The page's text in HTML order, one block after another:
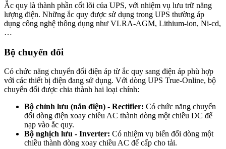
Ắc quy là thành phần cốt lõi của UPS, với nhiệm vụ lưu trữ năng
lượng điện. Những ắc quy được sử dụng trong UPS thường áp
dụng công nghệ thông dụng như VLRA-AGM, Lithium-ion, Ni-cd,
…
Bộ chuyển đổi
Có chức năng chuyển đổi điện áp từ ắc quy sang điện áp phù hợp
với các thiết bị điện đang sử dụng. Với dòng UPS True-Online, bộ
chuyển đổi được chia thành hai loại chính:
Bộ chỉnh lưu (nắn điện) - Rectifier: Có chức năng chuyển
đổi dòng điện xoay chiều AC thành dòng một chiều DC để
nạp vào ắc quy.
Bộ nghịch lưu - Inverter: Có nhiệm vụ biến đổi dòng một
chiều thành dòng xoay chiều AC để cấp cho tải.